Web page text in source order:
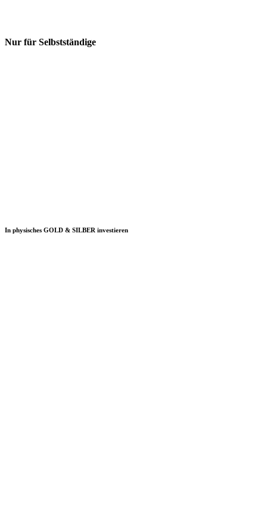
Nur für Selbstständige
In physisches GOLD & SILBER investieren